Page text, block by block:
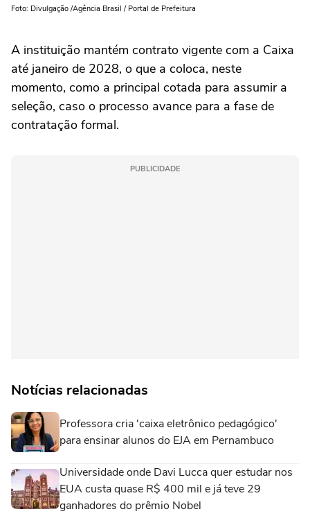
Foto: Divulgação /Agência Brasil / Portal de Prefeitura
A instituição mantém contrato vigente com a Caixa
até janeiro de 2028, o que a coloca, neste
momento, como a principal cotada para assumir a
seleção, caso o processo avance para a fase de
contratação formal.
PUBLICIDADE
Notícias relacionadas
Professora cria 'caixa eletrônico pedagógico'
para ensinar alunos do EJA em Pernambuco
Universidade onde Davi Lucca quer estudar nos
EUA custa quase R$ 400 mil e já teve 29
ganhadores do prêmio Nobel